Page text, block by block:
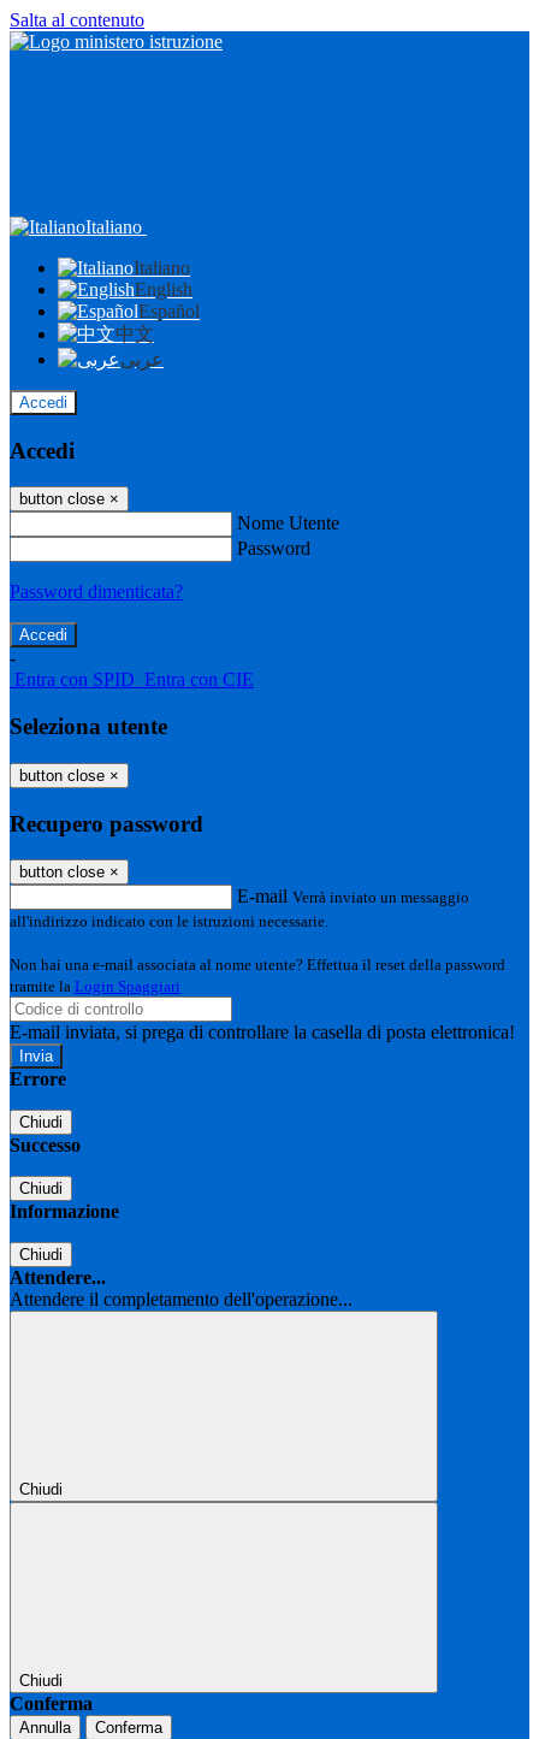
Salta al contenuto
Italiano
Italiano
English
Español
中文
عربى
Accedi
Accedi
button close ×
Nome Utente
Password
Password dimenticata?
-
Entra con SPID Entra con CIE
Seleziona utente
button close ×
Recupero password
button close ×
E-mail Verrà inviato un messaggio
all'indirizzo indicato con le istruzioni necessarie.
Non hai una e-mail associata al nome utente? Effettua il reset della password
tramite la Login Spaggiari
E-mail inviata, si prega di controllare la casella di posta elettronica!
Errore
Chiudi
Successo
Chiudi
Informazione
Chiudi
Attendere...
Attendere il completamento dell'operazione...
Chiudi
Chiudi
Conferma
Annulla Conferma